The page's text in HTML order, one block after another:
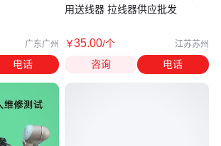
广东广州
电话
用送线器 拉线器供应批发
￥35.00/个 江苏苏州
咨询 电话